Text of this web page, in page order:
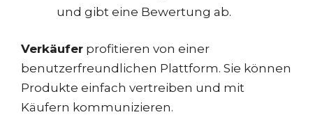
und gibt eine Bewertung ab.
Verkäufer profitieren von einer
benutzerfreundlichen Plattform. Sie können
Produkte einfach vertreiben und mit
Käufern kommunizieren.